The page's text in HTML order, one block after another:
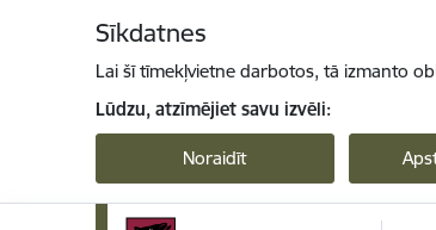
Sīkdatnes
Lai šī tīmekļvietne darbotos, tā izmanto
Lūdzu, atzīmējiet savu izvēli:
Noraidīt